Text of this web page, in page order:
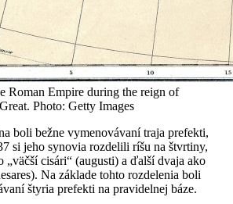
Roman Empire during the reign of
Photo: Getty Images
boli bežne vymenovávaní traja prefekti,
si jeho synovia rozdelili ríšu na štvrtiny,
cisári“ (augusti) a ďalší dvaja ako
Na základe tohto rozdelenia boli
štyria prefekti na pravidelnej báze.